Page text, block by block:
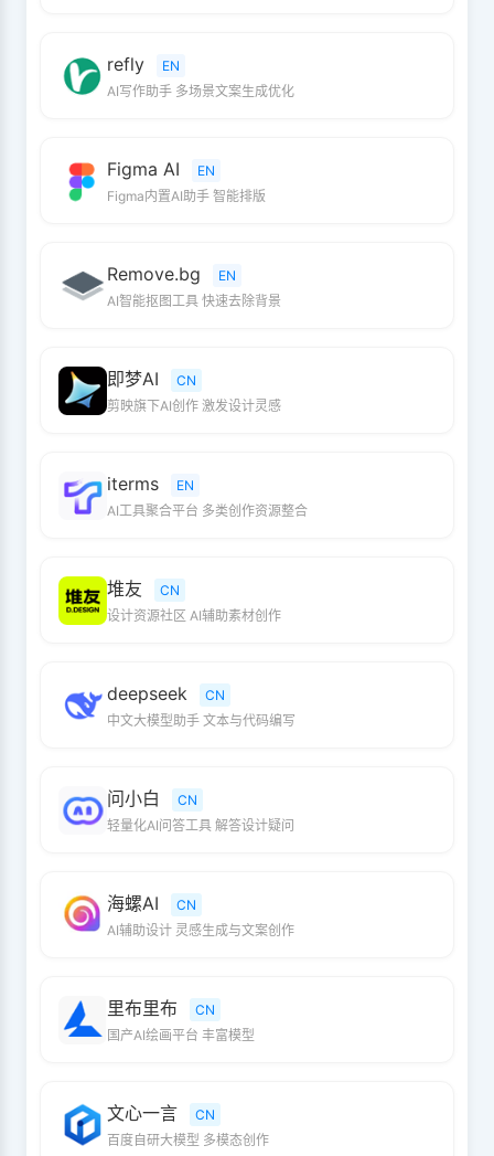
refly
EN
AI写作助手 多场景文案生成优化
Figma AI
EN
Figma内置AI助手 智能排版
Remove.bg
EN
AI智能抠图工具 快速去除背景
即梦AI
CN
剪映旗下AI创作 激发设计灵感
iterms
EN
AI工具聚合平台 多类创作资源整合
堆友
CN
设计资源社区 AI辅助素材创作
deepseek
CN
中文大模型助手 文本与代码编写
问小白
CN
轻量化AI问答工具 解答设计疑问
海螺AI
CN
AI辅助设计 灵感生成与文案创作
里布里布
CN
国产AI绘画平台 丰富模型
文心一言
CN
百度自研大模型 多模态创作